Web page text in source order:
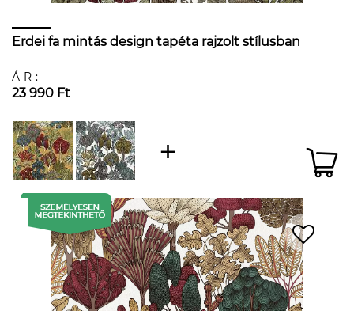
Erdei fa mintás design tapéta rajzolt stílusban
ÁR:
23 990 Ft